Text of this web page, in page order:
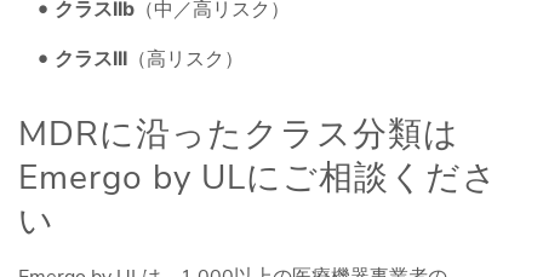
クラスIIb （中／高リスク）
クラスIII （高リスク）
MDRに沿ったクラス分類は
Emergo by ULにご相談くださ
い